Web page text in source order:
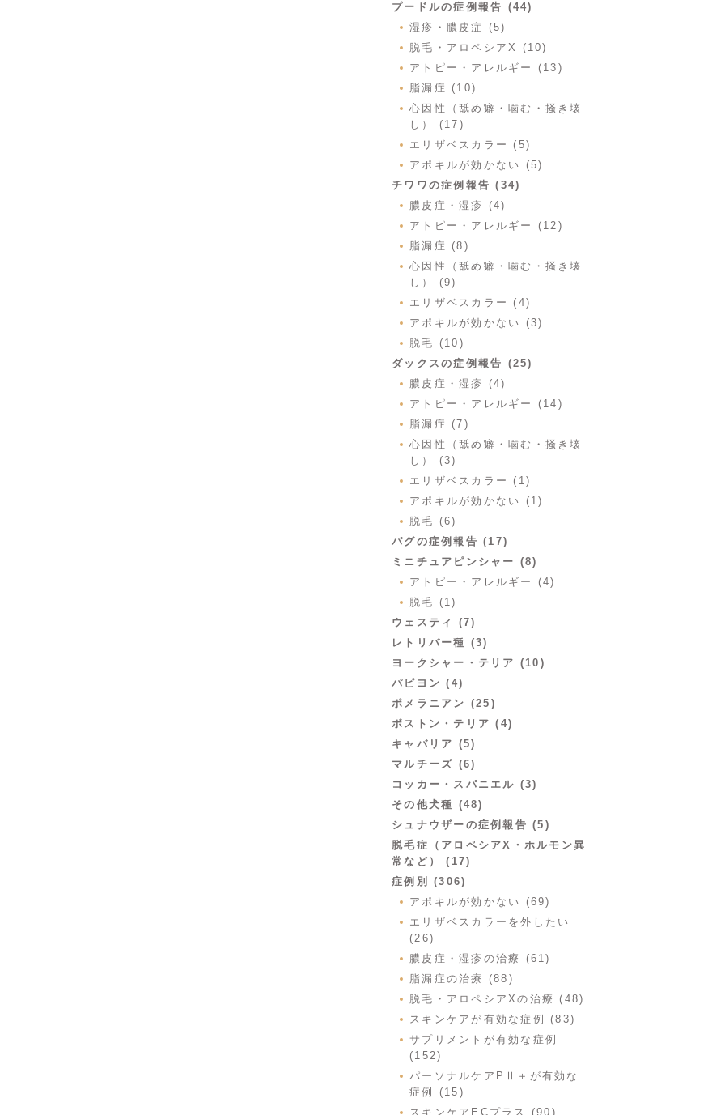
プードルの症例報告 (44)
湿疹・膿皮症 (5)
脱毛・アロペシアX (10)
アトピー・アレルギー (13)
脂漏症 (10)
心因性（舐め癖・噛む・掻き壊
し） (17)
エリザベスカラー (5)
アポキルが効かない (5)
チワワの症例報告 (34)
膿皮症・湿疹 (4)
アトピー・アレルギー (12)
脂漏症 (8)
心因性（舐め癖・噛む・掻き壊
し） (9)
エリザベスカラー (4)
アポキルが効かない (3)
脱毛 (10)
ダックスの症例報告 (25)
膿皮症・湿疹 (4)
アトピー・アレルギー (14)
脂漏症 (7)
心因性（舐め癖・噛む・掻き壊
し） (3)
エリザベスカラー (1)
アポキルが効かない (1)
脱毛 (6)
パグの症例報告 (17)
ミニチュアピンシャー (8)
アトピー・アレルギー (4)
脱毛 (1)
ウェスティ (7)
レトリバー種 (3)
ヨークシャー・テリア (10)
パピヨン (4)
ポメラニアン (25)
ボストン・テリア (4)
キャバリア (5)
マルチーズ (6)
コッカー・スパニエル (3)
その他犬種 (48)
シュナウザーの症例報告 (5)
脱毛症（アロペシアX・ホルモン異
常など） (17)
症例別 (306)
アポキルが効かない (69)
エリザベスカラーを外したい
(26)
膿皮症・湿疹の治療 (61)
脂漏症の治療 (88)
脱毛・アロペシアXの治療 (48)
スキンケアが有効な症例 (83)
サプリメントが有効な症例
(152)
パーソナルケアPⅡ＋が有効な
症例 (15)
スキンケアECプラス (90)